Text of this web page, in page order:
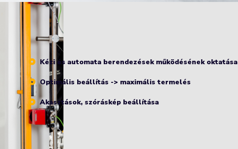
Kézi és automata berendezések működésének oktatása
Optimális beállítás -> maximális termelés
Akasztások, szóráskép beállítása